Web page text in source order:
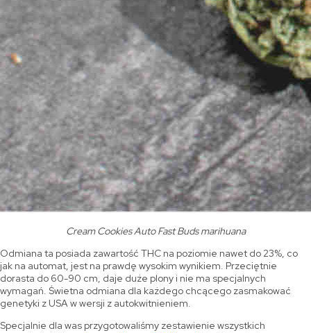
Cream Cookies Auto Fast Buds marihuana
Odmiana ta posiada zawartość THC na poziomie nawet do 23%, co
jak na automat, jest na prawdę wysokim wynikiem. Przeciętnie
dorasta do 60-90 cm, daje duże plony i nie ma specjalnych
wymagań. Świetna odmiana dla każdego chcącego zasmakować
genetyki z USA w wersji z autokwitnieniem.
Specjalnie dla was przygotowaliśmy zestawienie wszystkich